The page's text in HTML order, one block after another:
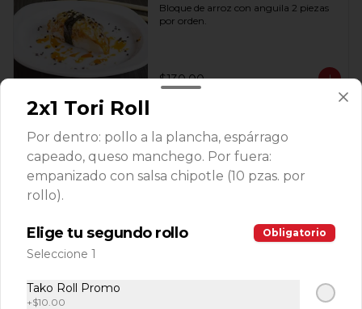
Bloque de arroz con anguila 2 piezas
por orden.
$130.00
Nigiri de Salmón
Bloque de arroz con salmón 2 piezas
por orden.
$119.00
Ensaladas
2x1 Tori Roll
Por dentro: pollo a la plancha, espárrago
capeado, queso manchego. Por fuera:
empanizado con salsa chipotle (10 pzas. por
rollo).
Elige tu segundo rollo Obligatorio
Seleccione 1
Tako Roll Promo
+$10.00